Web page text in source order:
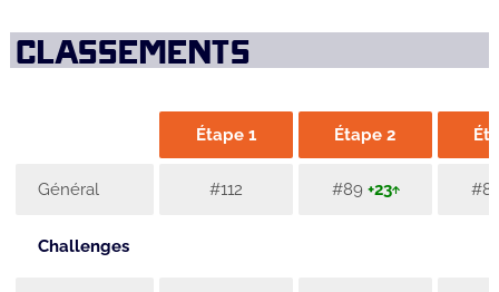
CLASSEMENTS
Étape 1 Étape 2
Général #112 #89 +23
Challenges